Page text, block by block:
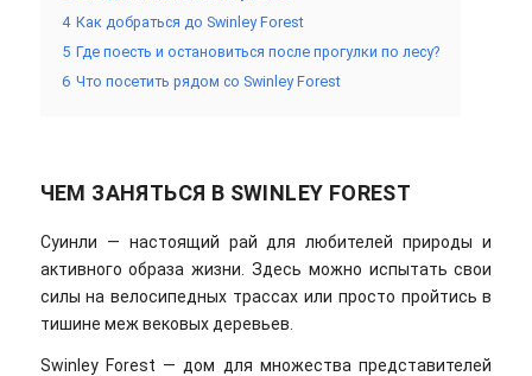
4 Как добраться до Swinley Forest
5 Где поесть и остановиться после прогулки по лесу?
6 Что посетить рядом со Swinley Forest
ЧЕМ ЗАНЯТЬСЯ В SWINLEY FOREST
Суинли — настоящий рай для любителей природы и
активного образа жизни. Здесь можно испытать свои
силы на велосипедных трассах или просто пройтись в
тишине меж вековых деревьев.
Swinley Forest — дом для множества представителей